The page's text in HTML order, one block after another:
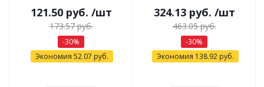
121.50руб. /шт
173.57руб.
-30%
Экономия 52.07 руб.
324.13руб. /шт
463.05руб.
-30%
Экономия 138.92руб.